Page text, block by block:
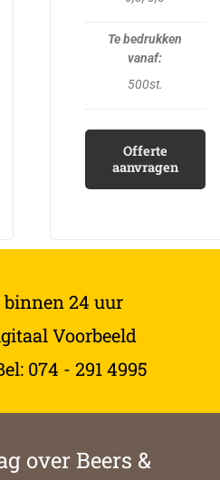
500st.
Offerte
aanvragen
binnen 24 uur
Voorbeeld
074 - 291 4995
over Beers &